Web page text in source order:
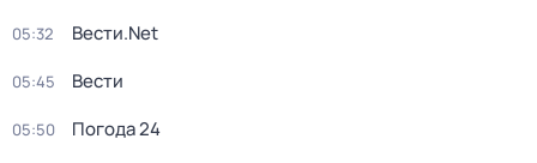
05:32 Вести.Net
05:45 Вести
05:50 Погода 24